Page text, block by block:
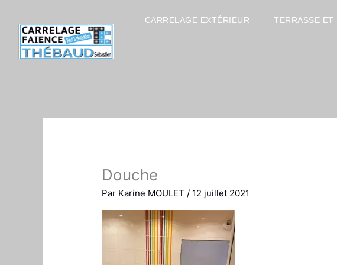
contenu
CARRELAGE EXTÉRIEUR TERRASSE ET
Douche
Par Karine MOULET/ 12 juillet 2021